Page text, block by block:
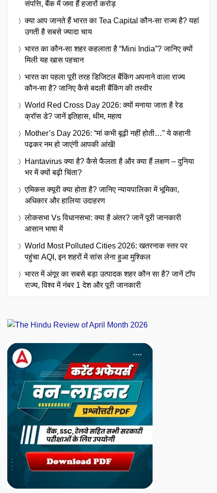
संपत्ति, बैंक में जमा हैं हजारों करोड़
क्या आप जानते हैं भारत का Tea Capital कौन-सा राज्य है? यहां
उगती है सबसे ज्यादा चाय
भारत का कौन-सा शहर कहलाता है “Mini India”? जानिए क्यों
मिली यह खास पहचान
भारत का पहला पूरी तरह डिजिटल बैंकिंग अपनाने वाला राज्य
कौन-सा है? जानिए कैसे बदली बैंकिंग की तस्वीर
World Red Cross Day 2026: क्यों मनाया जाता है रेड
क्रॉस डे? जानें इतिहास, थीम, महत्व
Mother’s Day 2026: “मां कभी बूढ़ी नहीं होती…” ये कहानी
पढ़कर नम हो जाएंगी आपकी आंखें!
Hantavirus क्या है? कैसे फैलता है और क्या हैं लक्षण – दुनिया
भर में क्यों बढ़ी चिंता?
एमिकस क्यूरी क्या होता है? जानिए न्यायपालिका में भूमिका,
अधिकार और हालिया उदाहरण
लोकसभा Vs विधानसभा: क्या है अंतर? जानें पूरी जानकारी
आसान भाषा में
World Most Polluted Cities 2026: खतरनाक स्तर पर
पहुंचा AQI, इन शहरों में सांस लेना हुआ मुश्किल
भारत में अंगूर का सबसे बड़ा उत्पादक शहर कौन सा है? जानें टॉप
राज्य, विश्व में नंबर 1 देश और पूरी जानकारी